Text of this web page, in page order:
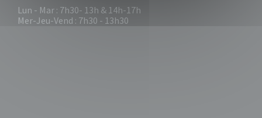
Lun - Mar : 7h30- 13h & 14h-17h
Mer-Jeu-Vend : 7h30 - 13h30